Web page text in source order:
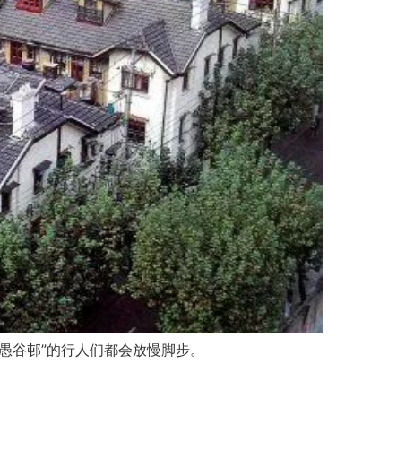
邨”的行人们都会放慢脚步。